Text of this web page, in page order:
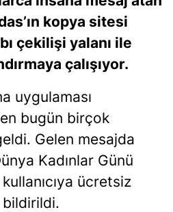
kopya sitesi
çekilişi yalanı ile
çalışıyor.
uygulaması
bugün birçok
Gelen mesajda
Kadınlar Günü
ücretsiz
bildirildi.